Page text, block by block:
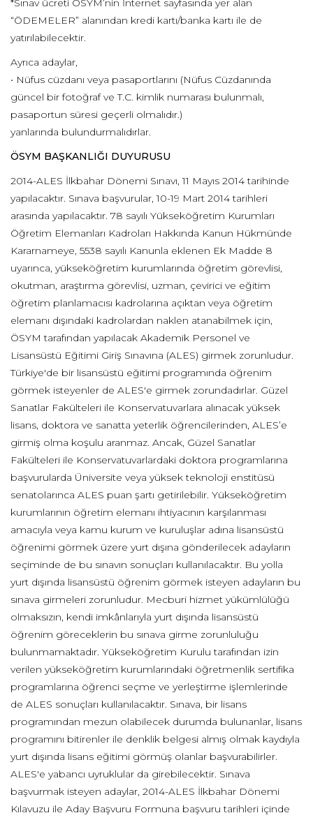
*Sınav ücreti ÖSYM’nin İnternet sayfasında yer alan
“ÖDEMELER” alanından kredi kartı/banka kartı ile de
yatırılabilecektir.
Ayrıca adaylar,
• Nüfus cüzdanı veya pasaportlarını (Nüfus Cüzdanında
güncel bir fotoğraf ve T.C. kimlik numarası bulunmalı,
pasaportun süresi geçerli olmalıdır.)
yanlarında bulundurmalıdırlar.
ÖSYM BAŞKANLIĞI DUYURUSU
2014-ALES İlkbahar Dönemi Sınavı, 11 Mayıs 2014 tarihinde
yapılacaktır. Sınava başvurular, 10-19 Mart 2014 tarihleri
arasında yapılacaktır. 78 sayılı Yükseköğretim Kurumları
Öğretim Elemanları Kadroları Hakkında Kanun Hükmünde
Kararnameye, 5538 sayılı Kanunla eklenen Ek Madde 8
uyarınca, yükseköğretim kurumlarında öğretim görevlisi,
okutman, araştırma görevlisi, uzman, çevirici ve eğitim
öğretim planlamacısı kadrolarına açıktan veya öğretim
elemanı dışındaki kadrolardan naklen atanabilmek için,
ÖSYM tarafından yapılacak Akademik Personel ve
Lisansüstü Eğitimi Giriş Sınavına (ALES) girmek zorunludur.
Türkiye'de bir lisansüstü eğitimi programında öğrenim
görmek isteyenler de ALES'e girmek zorundadırlar. Güzel
Sanatlar Fakülteleri ile Konservatuvarlara alınacak yüksek
lisans, doktora ve sanatta yeterlik öğrencilerinden, ALES’e
girmiş olma koşulu aranmaz. Ancak, Güzel Sanatlar
Fakülteleri ile Konservatuvarlardaki doktora programlarına
başvurularda Üniversite veya yüksek teknoloji enstitüsü
senatolarınca ALES puan şartı getirilebilir. Yükseköğretim
kurumlarının öğretim elemanı ihtiyacının karşılanması
amacıyla veya kamu kurum ve kuruluşlar adına lisansüstü
öğrenimi görmek üzere yurt dışına gönderilecek adayların
seçiminde de bu sınavın sonuçları kullanılacaktır. Bu yolla
yurt dışında lisansüstü öğrenim görmek isteyen adayların bu
sınava girmeleri zorunludur. Mecburi hizmet yükümlülüğü
olmaksızın, kendi imkânlarıyla yurt dışında lisansüstü
öğrenim göreceklerin bu sınava girme zorunluluğu
bulunmamaktadır. Yükseköğretim Kurulu tarafından izin
verilen yükseköğretim kurumlarındaki öğretmenlik sertifika
programlarına öğrenci seçme ve yerleştirme işlemlerinde
de ALES sonuçları kullanılacaktır. Sınava, bir lisans
programından mezun olabilecek durumda bulunanlar, lisans
programını bitirenler ile denklik belgesi almış olmak kaydıyla
yurt dışında lisans eğitimi görmüş olanlar başvurabilirler.
ALES'e yabancı uyruklular da girebilecektir. Sınava
başvurmak isteyen adaylar, 2014-ALES İlkbahar Dönemi
Kılavuzu ile Aday Başvuru Formuna başvuru tarihleri içinde